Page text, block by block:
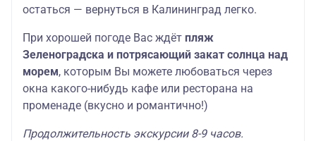
остаться — вернуться в Калининград легко.
При хорошей погоде Вас ждёт пляж
Зеленоградска и потрясающий закат солнца над
морем, которым Вы можете любоваться через
окна какого-нибудь кафе или ресторана на
променаде (вкусно и романтично!)
Продолжительность экскурсии 8-9 часов.